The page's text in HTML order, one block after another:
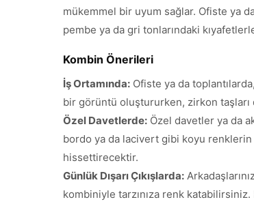
mükemmel bir uyum sağlar. Ofiste ya
pembe ya da gri tonlarındaki
Kombin Önerileri
İş Ortamında: Ofiste ya da
bir görüntü oluştururken, zirkon
Özel Davetlerde: Özel davetler ya da
bordo ya da lacivert gibi koyu renklerin
hissettirecektir.
Günlük Dışarı Çıkışlarda:
kombiniyle tarzınıza renk